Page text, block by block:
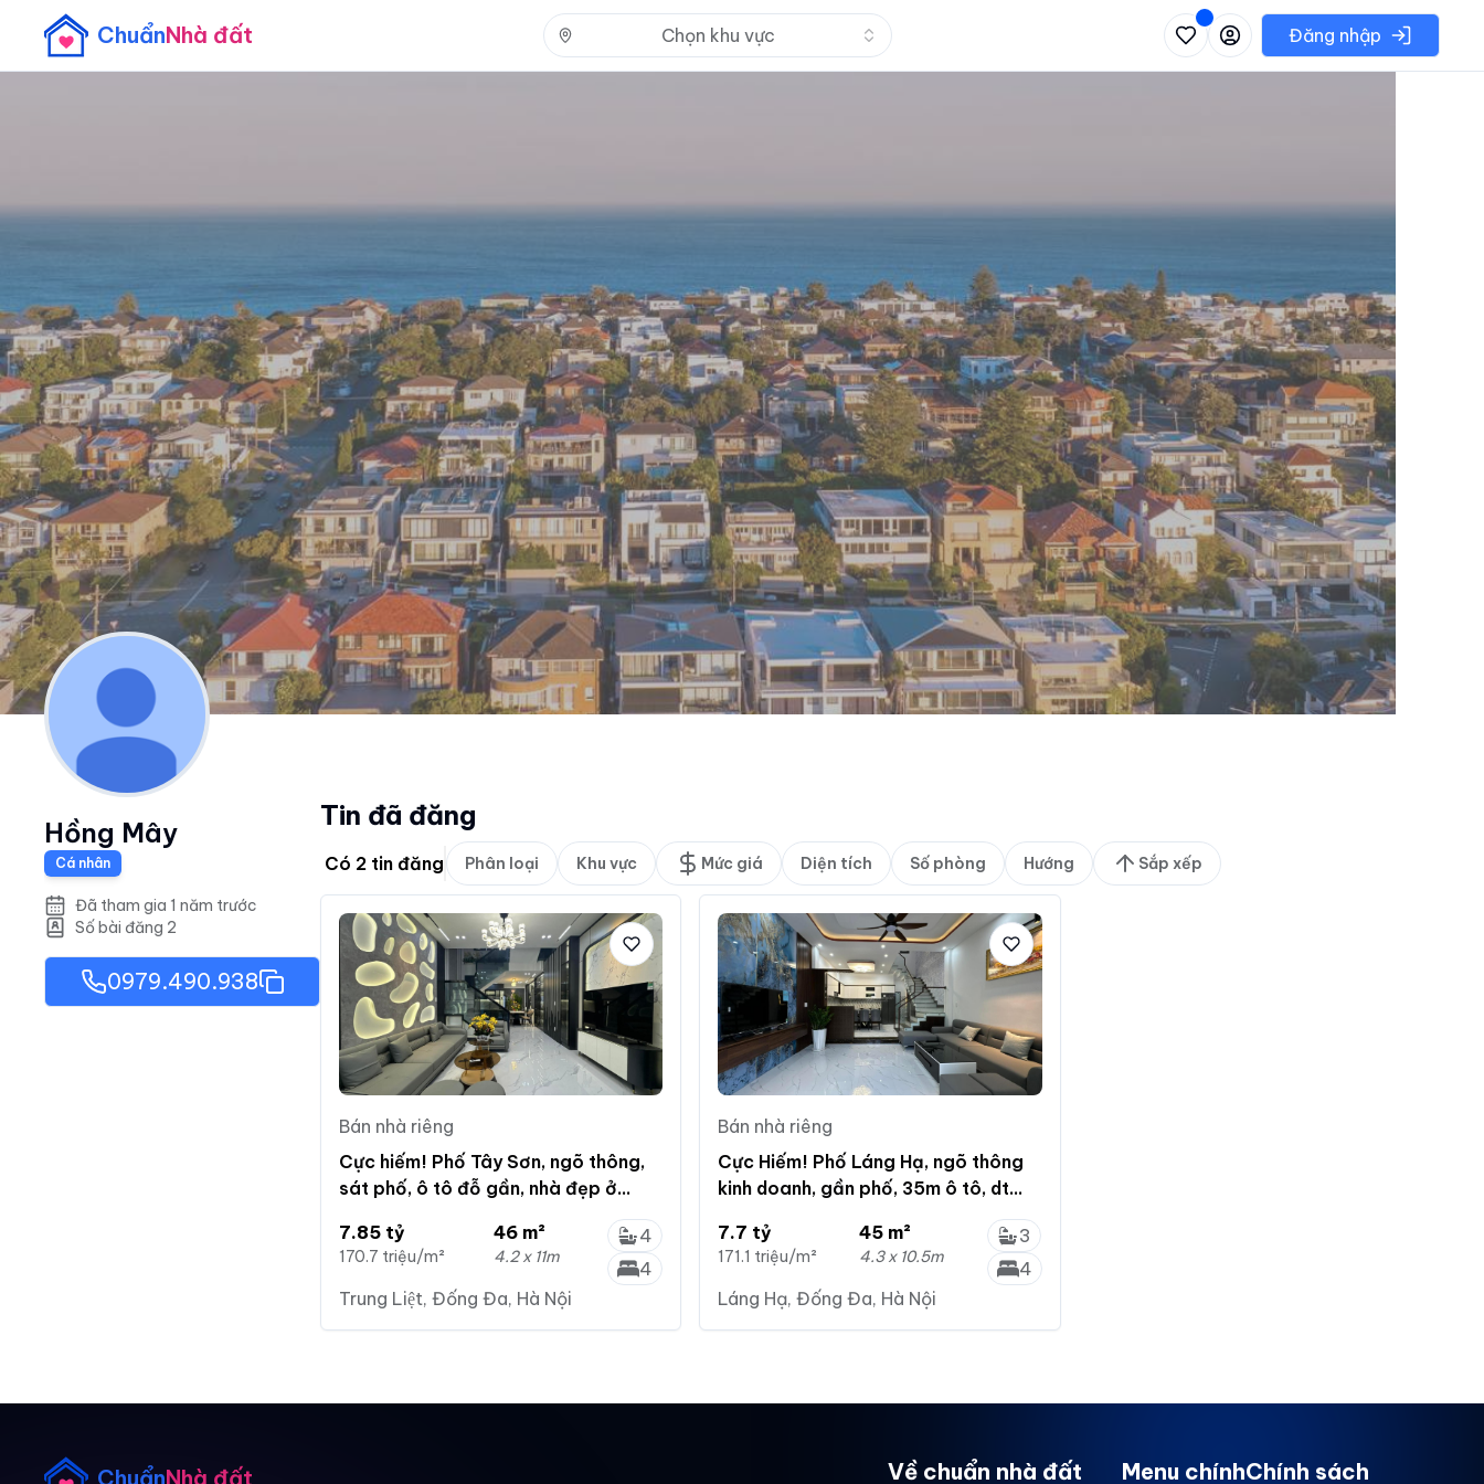
ChuẩnNhà đất Chọn khu vực Nhấn để mở danh sách các khu vực có thể chọnĐăng nhập
Hồng Mây
Cá nhân
Đã tham gia 1 năm trước
Số bài đăng 2
0979.490.938
Tin đã đăng
Có 2 tin đăng Phân loại Khu vực Mức giá Diện tích Số phòng Hướng Sắp xếp
Bán nhà riêng
Cực hiếm! Phố Tây Sơn, ngõ thông,
sát phố, ô tô đỗ gần, nhà đẹp ở
7.85 tỷ
170.7 triệu/m²
46 m²
4.2 x 11m
4
4
Trung Liệt, Đống Đa, Hà Nội
Bán nhà riêng
Cực Hiếm! Phố Láng Hạ, ngõ thông
kinh doanh, gần phố, 35m ô tô, dt
7.7 tỷ
171.1 triệu/m²
45 m²
4.3 x 10.5m
3
4
Láng Hạ, Đống Đa, Hà Nội
ChuẩnNhà đất Về chuẩn nhà đất Menu chínhChính sách